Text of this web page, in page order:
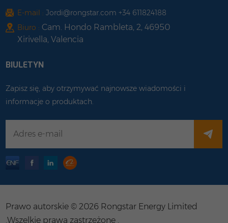
E-mail : Jordi@rongstar.com +34 611824188
Biuro : Cam. Hondo Rambleta, 2, 46950
Xirivella, Valencia
BIULETYN
Zapisz się, aby otrzymywać najnowsze wiadomości i
informacje o produktach.
Prawo autorskie © 2026 Rongstar Energy Limited
.Wszelkie prawa zastrzeżone .